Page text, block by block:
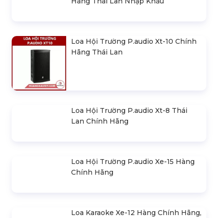
Loa Hội Trường P.audio Xt-10 Chính
Hãng Thái Lan
Loa Hội Trường P.audio Xt-8 Thái
Lan Chính Hãng
Loa Hội Trường P.audio Xe-15 Hàng
Chính Hãng
Loa Karaoke Xe-12 Hàng Chính Hãng,